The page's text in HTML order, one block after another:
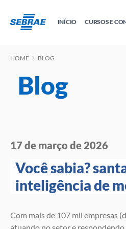
INÍCIO CURSOS E
Educação Empreendedora
Cidade Empreendedora
HOME BLOG
Blog
17 de março de 2026
Você sabia?
inteligência de
Com mais de 107 mil empresas